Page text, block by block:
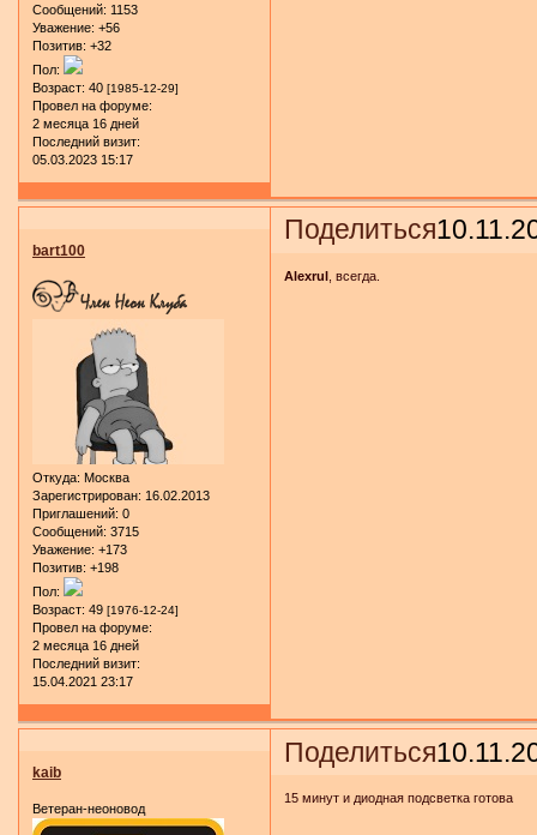
Сообщений: 1153
Уважение: +56
Позитив: +32
Пол:
Возраст: 40 [1985-12-29]
Провел на форуме:
2 месяца 16 дней
Последний визит:
05.03.2023 15:17
Поделиться
bart100
Откуда: Москва
Зарегистрирован: 16.02.2013
Приглашений: 0
Сообщений: 3715
Уважение: +173
Позитив: +198
Пол:
Возраст: 49 [1976-12-24]
Провел на форуме:
2 месяца 16 дней
Последний визит:
15.04.2021 23:17
Alexrul , всегда.
Поделиться
kaib
Ветеран-неоновод
15 минут и диодная подсветка готова